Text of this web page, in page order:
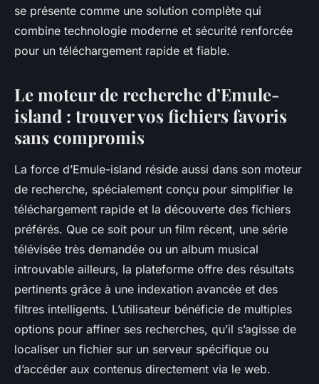
se présente comme une solution complète qui
combine technologie moderne et sécurité renforcée
pour un téléchargement rapide et fiable.
Le moteur de recherche d’Emule-
island : trouver vos fichiers favoris
sans compromis
La force d’Emule-island réside aussi dans son moteur
de recherche, spécialement conçu pour simplifier le
téléchargement rapide et la découverte des fichiers
préférés. Que ce soit pour un film récent, une série
télévisée très demandée ou un album musical
introuvable ailleurs, la plateforme offre des résultats
pertinents grâce à une indexation avancée et des
filtres intelligents. L’utilisateur bénéficie de multiples
options pour affiner ses recherches, qu’il s’agisse de
localiser un fichier sur un serveur spécifique ou
d’accéder aux contenus directement via le web.